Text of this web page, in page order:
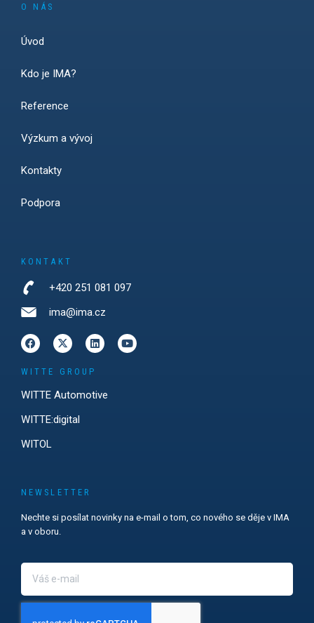
O NÁS
Úvod
Kdo je IMA?
Reference
Výzkum a vývoj
Kontakty
Podpora
KONTAKT
+420 251 081 097
ima@ima.cz
WITTE GROUP
WITTE Automotive
WITTE:digital
WITOL
NEWSLETTER
Nechte si posílat novinky na e-mail o tom, co nového se děje v IMA
a v oboru.